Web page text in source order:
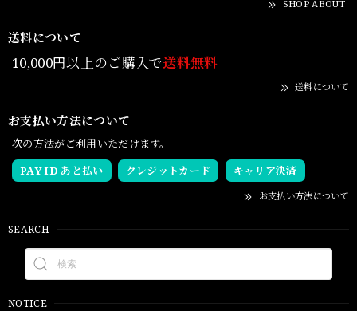
SHOP ABOUT
送料について
10,000円以上のご購入で送料無料
送料について
お支払い方法について
次の方法がご利用いただけます。
PAY ID あと払い
クレジットカード キャリア決済
お支払い方法について
SEARCH
NOTICE